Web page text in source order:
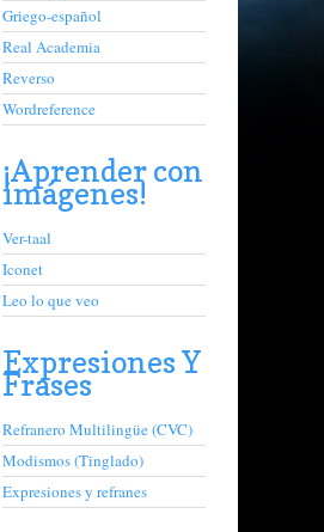
Griego-español
Real Academia
Reverso
Wordreference
¡Aprender con
imágenes!
Ver-taal
Iconet
Leo lo que veo
Expresiones Y
Frases
Refranero Multilingüe (CVC)
Modismos (Tinglado)
Expresiones y refranes